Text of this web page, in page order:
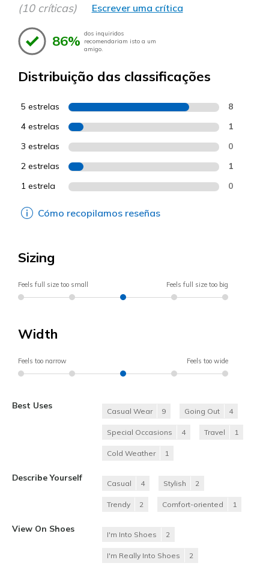
(10 críticas) Escrever uma crítica
86% dos inquiridos
recomendariam isto a um
amigo.
Distribuição das classificações
5 estrelas 8
4 estrelas 1
3 estrelas 0
2 estrelas 1
1 estrela 0
Cómo recopilamos reseñas
Sizing
Feels full size too small Feels full size too big
Width
Feels too narrow Feels too wide
Best Uses
Casual Wear 9 Going Out 4
Special Occasions 4 Travel 1
Cold Weather 1
Describe Yourself
Casual 4 Stylish 2
Trendy 2 Comfort-oriented 1
View On Shoes
I'm Into Shoes 2
I'm Really Into Shoes 2